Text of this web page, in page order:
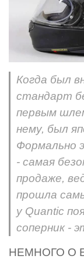
Когда был
стандарт
первым
нему, был
Формально
- самая
продаже,
прошла
у Quantic
соперник -
НЕМНОГО О